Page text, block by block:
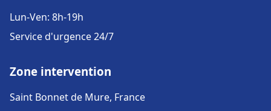
Lun-Ven: 8h-19h
Service d'urgence 24/7
Zone intervention
Saint Bonnet de Mure, France